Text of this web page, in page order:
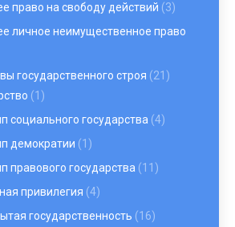
право на свободу действий (3)
личное неимущественное право
государственного строя (21)
(1)
социального государства (4)
демократии (1)
правового государства (11)
привилегия (4)
государственность (16)